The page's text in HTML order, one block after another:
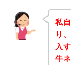
私
り
入
牛